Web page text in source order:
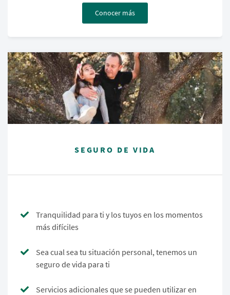
Conocer más
SEGURO DE VIDA
Tranquilidad para ti y los tuyos en los momentos
más difíciles
Sea cual sea tu situación personal, tenemos un
seguro de vida para ti
Servicios adicionales que se pueden utilizar en